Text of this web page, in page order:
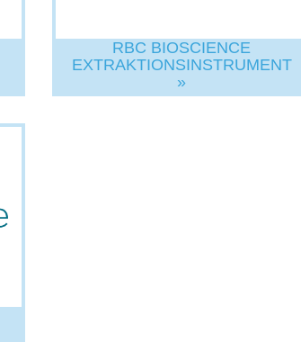
RBC BIOSCIENCE
EXTRAKTIONSINSTRUMENT
»